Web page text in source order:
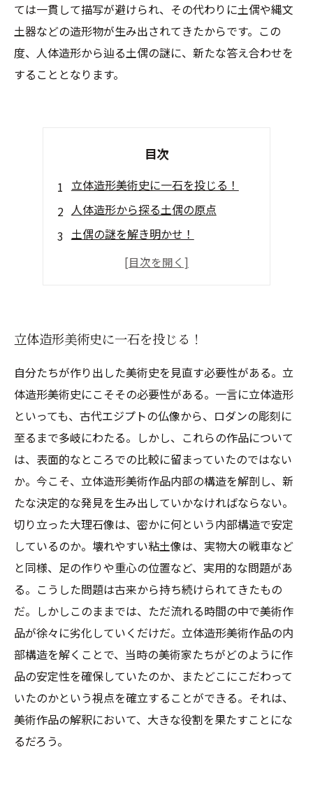
ては一貫して描写が避けられ、その代わりに土偶や縄文
土器などの造形物が生み出されてきたからです。この
度、人体造形から辿る土偶の謎に、新たな答え合わせを
することとなります。
目次
立体造形美術史に一石を投じる！
人体造形から探る土偶の原点
土偶の謎を解き明かせ！
アートと人類史の結びつきを感じる
立体造形美術史に一石を投じる！
自分たちが作り出した美術史を見直す必要性がある。立
体造形美術史にこそその必要性がある。一言に立体造形
といっても、古代エジプトの仏像から、ロダンの彫刻に
至るまで多岐にわたる。しかし、これらの作品について
は、表面的なところでの比較に留まっていたのではない
か。今こそ、立体造形美術作品内部の構造を解剖し、新
たな決定的な発見を生み出していかなければならない。
切り立った大理石像は、密かに何という内部構造で安定
しているのか。壊れやすい粘土像は、実物大の戦車など
と同様、足の作りや重心の位置など、実用的な問題があ
る。こうした問題は古来から持ち続けられてきたもの
だ。しかしこのままでは、ただ流れる時間の中で美術作
品が徐々に劣化していくだけだ。立体造形美術作品の内
部構造を解くことで、当時の美術家たちがどのように作
品の安定性を確保していたのか、またどこにこだわって
いたのかという視点を確立することができる。それは、
美術作品の解釈において、大きな役割を果たすことにな
るだろう。